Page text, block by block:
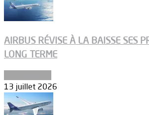
AIRBUS RÉVISE À LA BAISSE SES
LONG TERME
13 juillet 2026